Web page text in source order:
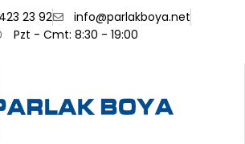
23 92
info@parlakboya.net
Pzt - Cmt: 8:30 - 19:00